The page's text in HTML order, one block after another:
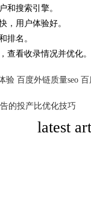
和搜索引擎。
，用户体验好。
排名。
查看收录情况并优化。
验 百度外链质量seo 百
的投产比优化技巧
latest